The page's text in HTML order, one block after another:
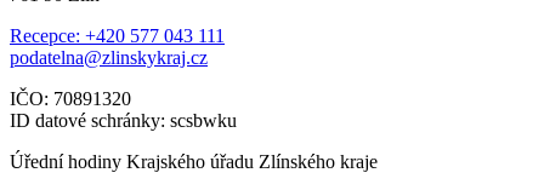
Recepce: +420 577 043 111
podatelna@zlinskykraj.cz
IČO: 70891320
ID datové schránky: scsbwku
Úřední hodiny Krajského úřadu Zlínského kraje